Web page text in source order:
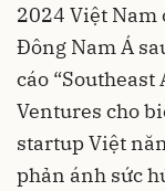
2024 Việt Nam
Đông Nam Á
cáo
Ventures cho
startup Việt
phản ánh sức